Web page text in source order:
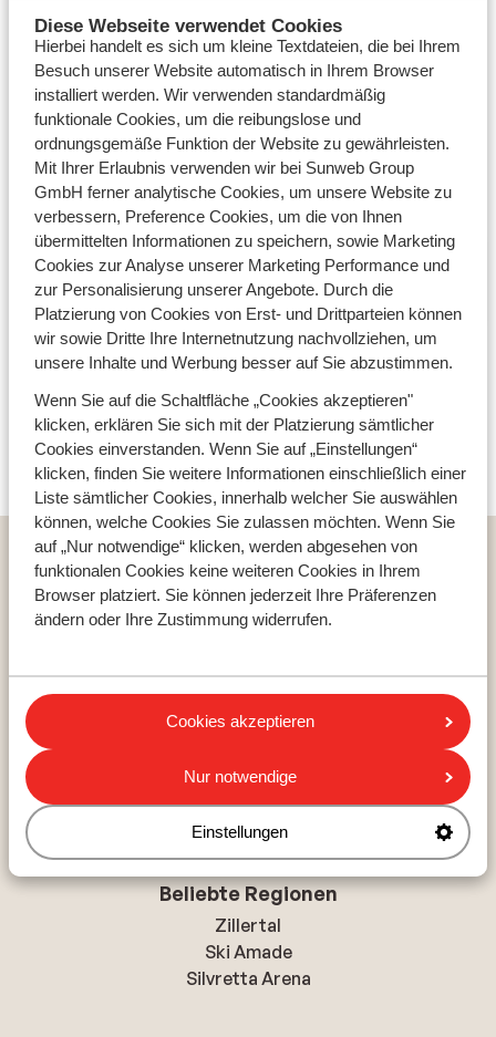
Diese Webseite verwendet Cookies
Hierbei handelt es sich um kleine Textdateien, die bei Ihrem
Besuch unserer Website automatisch in Ihrem Browser
installiert werden. Wir verwenden standardmäßig
funktionale Cookies, um die reibungslose und
ordnungsgemäße Funktion der Website zu gewährleisten.
Mit Ihrer Erlaubnis verwenden wir bei Sunweb Group
GmbH ferner analytische Cookies, um unsere Website zu
verbessern, Preference Cookies, um die von Ihnen
übermittelten Informationen zu speichern, sowie Marketing
Cookies zur Analyse unserer Marketing Performance und
zur Personalisierung unserer Angebote. Durch die
Platzierung von Cookies von Erst- und Drittparteien können
wir sowie Dritte Ihre Internetnutzung nachvollziehen, um
unsere Inhalte und Werbung besser auf Sie abzustimmen.
Wenn Sie auf die Schaltfläche „Cookies akzeptieren"
klicken, erklären Sie sich mit der Platzierung sämtlicher
Cookies einverstanden. Wenn Sie auf „Einstellungen“
klicken, finden Sie weitere Informationen einschließlich einer
Liste sämtlicher Cookies, innerhalb welcher Sie auswählen
können, welche Cookies Sie zulassen möchten. Wenn Sie
auf „Nur notwendige“ klicken, werden abgesehen von
funktionalen Cookies keine weiteren Cookies in Ihrem
Browser platziert. Sie können jederzeit Ihre Präferenzen
ändern oder Ihre Zustimmung widerrufen.
Cookies akzeptieren
Nur notwendige
Einstellungen
Gleichzeitig stellen wir sicher, dass Nachhaltigkeit
ein fester Bestandteil all unseres Handelns ist.
Mehr erfahren über
verantwortungsbewusstes Reisen mit
Sunweb
Siehe auch:
Nachhaltig zertifiziert
Reiseziele
Österreich
Frankreich
Top Skigebiete
Kaprun
Flachau
Beliebte Regionen
Zillertal
Ski Amade
Silvretta Arena